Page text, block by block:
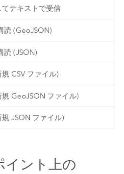
テキストで受信
読 (GeoJSON)
読 (JSON)
CSV ファイル)
GeoJSON ファイル)
JSON ファイル)
イント上の